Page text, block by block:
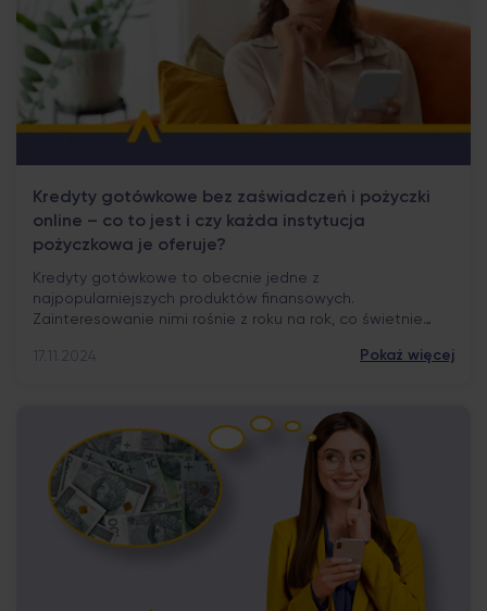
Kredyty gotówkowe bez zaświadczeń i pożyczki
online – co to jest i czy każda instytucja
pożyczkowa je oferuje?
Kredyty gotówkowe to obecnie jedne z
najpopularniejszych produktów finansowych.
Zainteresowanie nimi rośnie z roku na rok, co świetnie
2021 r. Polacy zaciągnęli o blisko 26% więcej pożyczek
zachęca coraz łatwiejszy do nich […]
17.11.2024 Pokaż więcej